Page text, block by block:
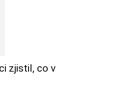
zjistil, co v